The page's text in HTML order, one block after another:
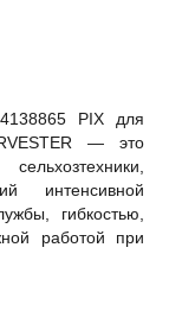
PIX для
— это
интенсивной
гибкостью,
работой при